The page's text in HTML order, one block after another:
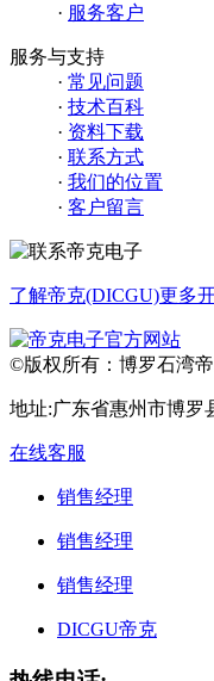
· 服务客户
服务与支持
· 常见问题
· 技术百科
· 资料下载
· 联系方式
· 我们的位置
· 客户留言
了解帝克(DICGU)更多
©版权所有：博罗石湾
地址:广东省惠州市博罗
在线客服
销售经理
销售经理
销售经理
DICGU帝克